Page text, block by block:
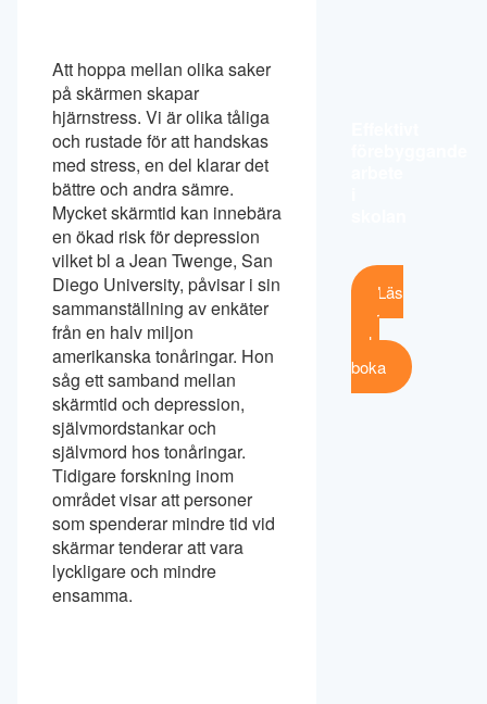
Att hoppa mellan olika saker
på skärmen skapar
hjärnstress. Vi är olika tåliga
och rustade för att handskas
med stress, en del klarar det
bättre och andra sämre.
Mycket skärmtid kan innebära
en ökad risk för depression
vilket bl a Jean Twenge, San
Diego University, påvisar i sin
sammanställning av enkäter
från en halv miljon
amerikanska tonåringar. Hon
såg ett samband mellan
skärmtid och depression,
självmordstankar och
självmord hos tonåringar.
Tidigare forskning inom
området visar att personer
som spenderar mindre tid vid
skärmar tenderar att vara
lyckligare och mindre
ensamma.
Läs
mer
och
boka